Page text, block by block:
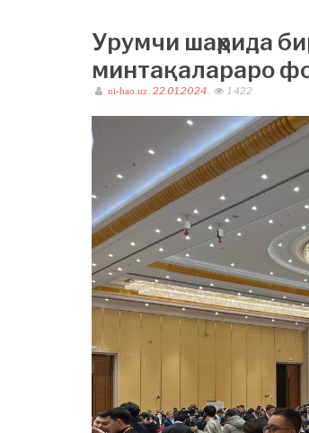
Урумчи шаҳрида
минтақалараро
ni-hao.uz. 22.01.2024. 1 422